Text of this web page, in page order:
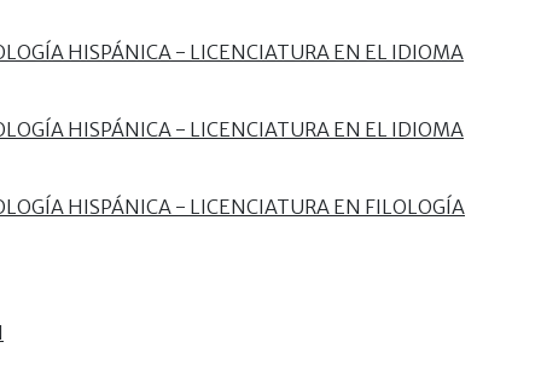
HISPÁNICA - LICENCIATURA EN EL IDIOMA
HISPÁNICA - LICENCIATURA EN EL IDIOMA
HISPÁNICA - LICENCIATURA EN FILOLOGÍA